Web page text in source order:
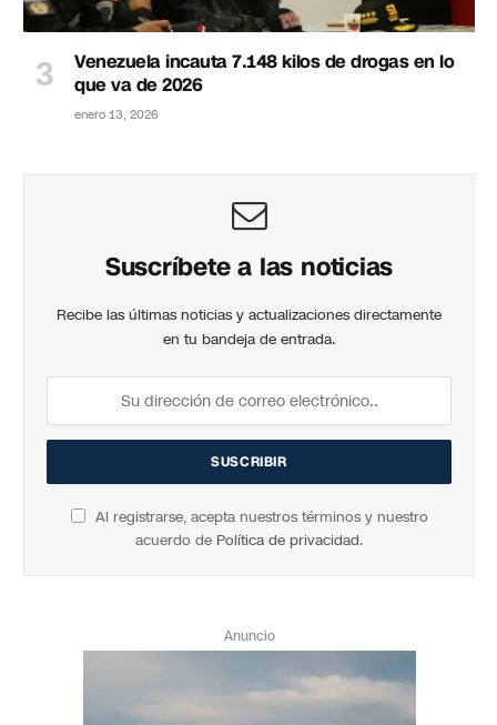
Venezuela incauta 7.148 kilos de drogas en lo
que va de 2026
enero 13, 2026
Suscríbete a las noticias
Recibe las últimas noticias y actualizaciones directamente
en tu bandeja de entrada.
Al registrarse, acepta nuestros términos y nuestro
acuerdo de Política de privacidad.
Anuncio